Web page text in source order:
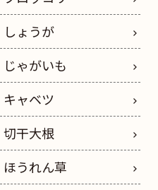
しょうが
じゃがいも
キャベツ
切干大根
ほうれん草